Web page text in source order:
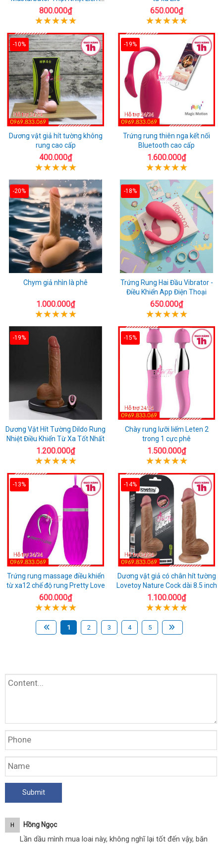
Rung
800.000₫ 650.000₫
-10%
Dương vật giả hít tường không
rung cao cấp
400.000₫
-19%
Trứng rung thiên nga kết nối
Bluetooth cao cấp
1.600.000₫
-20%
Chym giả nhìn là phê
1.000.000₫
-18%
Trứng Rung Hai Đầu Vibrator -
Điều Khiển App Điện Thoại
650.000₫
-19%
Dương Vật Hít Tường Dildo Rung
Nhiệt Điều Khiển Từ Xa Tốt Nhất
1.200.000₫
-15%
Chày rung lưỡi liếm Leten 2
trong 1 cực phê
1.500.000₫
-13%
Trứng rung massage điều khiển
từ xa12 chế độ rung Pretty Love
600.000₫
-14%
Dương vật giả có chân hít tường
Lovetoy Nature Cock dài 8.5 inch
1.100.000₫
1 2 3 4 5
H Hồng Ngọc
Lần dầu mình mua loai này, không nghĩ lại tốt đến vậy, băn